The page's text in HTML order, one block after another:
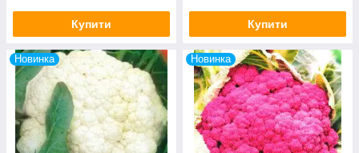
Купити Купити
Новинка Новинка